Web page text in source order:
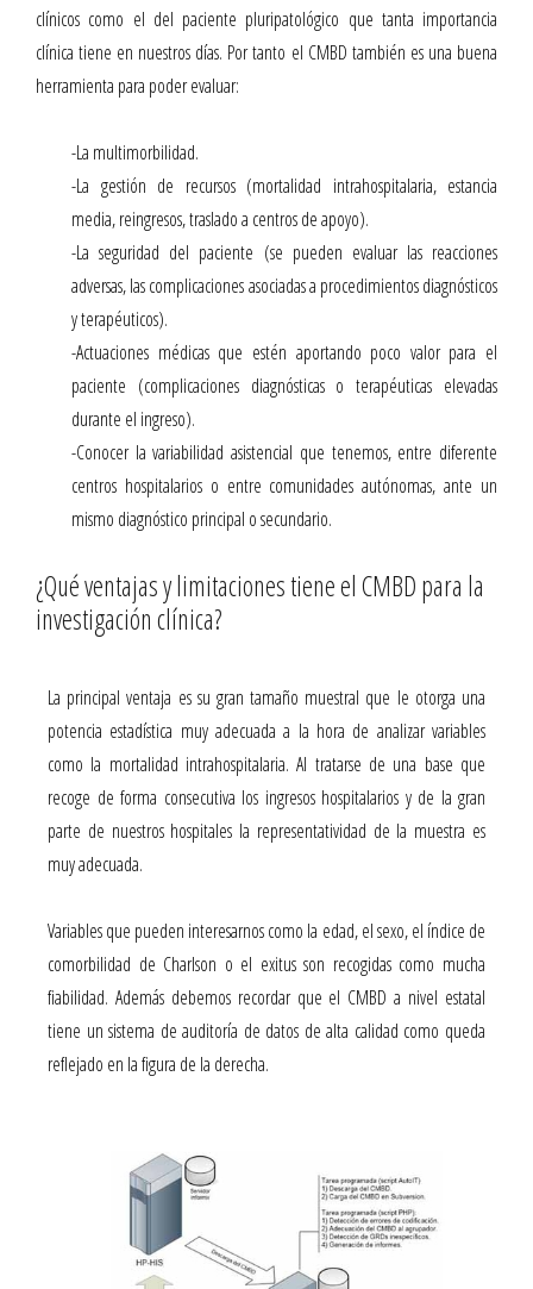
clínicos como el del paciente pluripatológico que tanta importancia
clínica tiene en nuestros días. Por tanto el CMBD también es una buena
herramienta para poder evaluar:
-La multimorbilidad.
-La gestión de recursos (mortalidad intrahospitalaria, estancia
media, reingresos, traslado a centros de apoyo).
-La seguridad del paciente (se pueden evaluar las reacciones
adversas, las complicaciones asociadas a procedimientos diagnósticos
y terapéuticos).
-Actuaciones médicas que estén aportando poco valor para el
paciente (complicaciones diagnósticas o terapéuticas elevadas
durante el ingreso).
-Conocer la variabilidad asistencial que tenemos, entre diferente
centros hospitalarios o entre comunidades autónomas, ante un
mismo diagnóstico principal o secundario.
¿Qué ventajas y limitaciones tiene el CMBD para la
investigación clínica?
La principal ventaja es su gran tamaño muestral que le otorga una
potencia estadística muy adecuada a la hora de analizar variables
como la mortalidad intrahospitalaria. Al tratarse de una base que
recoge de forma consecutiva los ingresos hospitalarios y de la gran
parte de nuestros hospitales la representatividad de la muestra es
muy adecuada.
Variables que pueden interesarnos como la edad, el sexo, el índice de
comorbilidad de Charlson o el exitus son recogidas como mucha
fiabilidad. Además debemos recordar que el CMBD a nivel estatal
tiene un sistema de auditoría de datos de alta calidad como queda
reflejado en la figura de la derecha.